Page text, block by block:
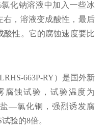
化钠溶液中加入一些冰
右，溶液变成酸性，最后
酸性。它的腐蚀速度要比
663P-RY）是国外新
腐蚀试验，试验温度为
—氯化铜，强烈诱发腐
验的8倍。